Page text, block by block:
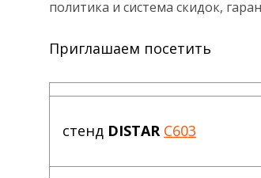
политика и система скидок,
Приглашаем посетить
стенд DISTAR C603